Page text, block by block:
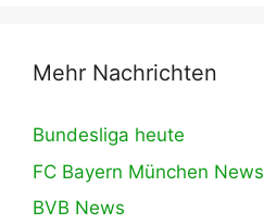
Mehr Nachrichten
Bundesliga heute
FC Bayern München News
BVB News